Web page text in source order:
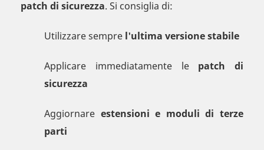
patch di sicurezza. Si consiglia di:
Utilizzare sempre l'ultima versione stabile
Applicare immediatamente le patch di
sicurezza
Aggiornare estensioni e moduli di terze
parti